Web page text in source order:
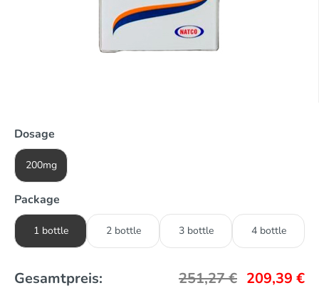
Dosage
200mg
Package
1 bottle 2 bottle 3 bottle 4 bottle
Gesamtpreis: 251,27€ 209,39 €